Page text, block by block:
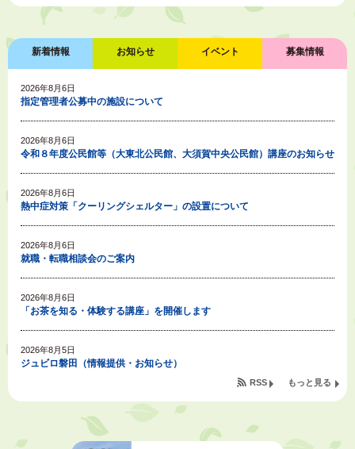
新着情報 お知らせ イベント 募集情報
2026年8月6日
指定管理者公募中の施設について
2026年8月6日
令和８年度公民館等（大東北公民館、大須賀中央公民館）講座のお知らせ
2026年8月6日
熱中症対策「クーリングシェルター」の設置について
2026年8月6日
就職・転職相談会のご案内
2026年8月6日
「お茶を知る・体験する講座」を開催します
2026年8月5日
ジュビロ磐田（情報提供・お知らせ）
2026年8月5日
掛川市広告入り窓口封筒無償提供者募集
もっと見る
RSS